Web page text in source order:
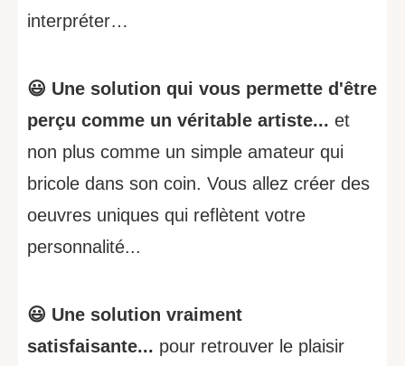
interpréter…
😃 Une solution qui vous permette d'être
perçu comme un véritable artiste... et
non plus comme un simple amateur qui
bricole dans son coin. Vous allez créer des
oeuvres uniques qui reflètent votre
personnalité...
😃 Une solution vraiment
satisfaisante... pour retrouver le plaisir